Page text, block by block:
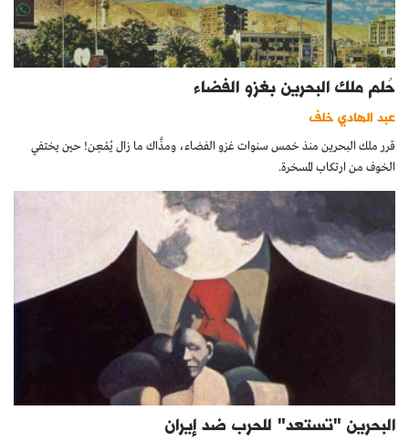
حُلم ملك البحرين بغزو الفضاء
عبد الهادي خلف
قرر ملك البحرين منذ خمس سنوات غزو الفضاء، ومذَّاك ما زال يُمْعِن! حين يختفي
الخوف من ارتكاب المسخرة.
البحرين "تستعد" للحرب ضد إيران